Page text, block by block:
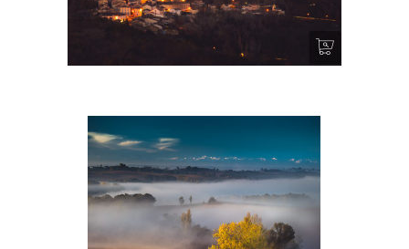
Un village encore endormi (Cordes sur Ciel)